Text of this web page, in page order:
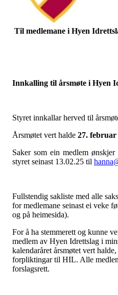
Til medlemane i Hyen
Innkalling til årsmøte i Hyen
Styret innkallar herved til
Årsmøtet vert halde 27. februar
Saker som ein medlem ønskjer
styret seinast 13.02.25 til
Fullstendig sakliste med alle
for medlemane seinast ei veke
og på heimesida).
For å ha stemmerett og kunne
medlem av Hyen Idrettslag i
kalendaråret årsmøtet vert
forpliktingar til HIL. Alle
forslagsrett.